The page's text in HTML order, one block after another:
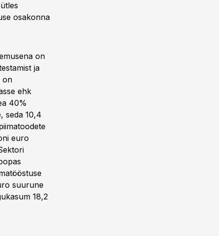
osakonna
on
ja
on
ehk
40%
seda 10,4
euro
suurune
18,2